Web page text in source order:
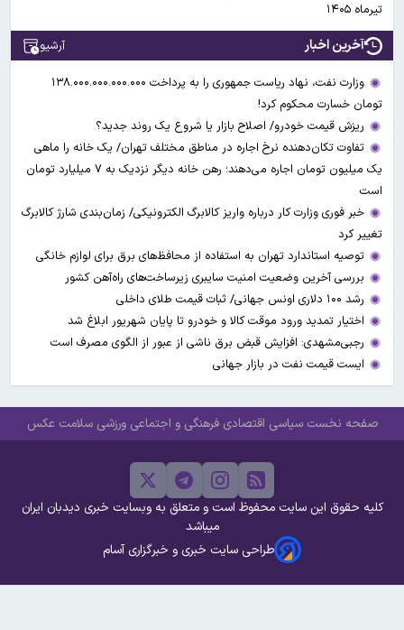
تیرماه ۱۴۰۵
آخرین اخبار آرشیو
وزارت نفت، نهاد ریاست جمهوری را به پرداخت ۱۳۸.۰۰۰.۰۰۰.۰۰۰.۰۰۰
تومان خسارت محکوم کرد!
ریزش قیمت خودرو/ اصلاح بازار یا شروع یک روند جدید؟
تفاوت تکان‌دهنده نرخ اجاره در مناطق مختلف تهران/ یک خانه را ماهی
یک میلیون تومان اجاره می‌دهند؛ رهن خانه دیگر نزدیک به ۷ میلیارد تومان
است
خبر فوری وزارت کار درباره واریز کالابرگ الکترونیکی/ زمان‌بندی شارژ کالابرگ
تغییر کرد
توصیه استاندارد تهران به استفاده از محافظ‌های برق برای لوازم خانگی
بررسی آخرین وضعیت امنیت سایبری زیرساخت‌های راه‌آهن کشور
رشد ۱۰۰ دلاری اونس جهانی/ ثبات قیمت طلای داخلی
اختیار تمدید ورود موقت کالا و خودرو تا پایان شهریور ابلاغ شد
رجبی‌مشهدی: افزایش قبض برق ناشی از عبور از الگوی مصرف است
ایست قیمت نفت در بازار جهانی
صفحه نخست سیاسی اقتصادی فرهنگی و اجتماعی ورزشی سلامت عکس
کلیه حقوق این سایت محفوظ است و متعلق به وبسایت خبری دیدبان ایران
میباشد
طراحی سایت خبری و خبرگزاری آسام